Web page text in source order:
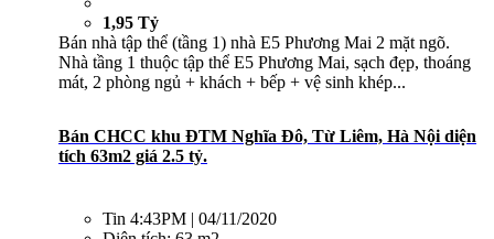
1,95 Tỷ
Bán nhà tập thể (tầng 1) nhà E5 Phương Mai 2 mặt ngõ.
Nhà tầng 1 thuộc tập thể E5 Phương Mai, sạch đẹp, thoáng
mát, 2 phòng ngủ + khách + bếp + vệ sinh khép...
Bán CHCC khu ĐTM Nghĩa Đô, Từ Liêm, Hà Nội diện
tích 63m2 giá 2.5 tỷ.
Tin 4:43PM | 04/11/2020